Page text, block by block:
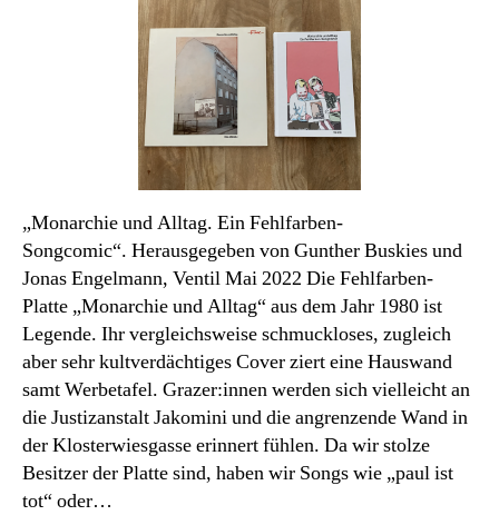
„Monarchie und Alltag. Ein Fehlfarben-
Songcomic“. Herausgegeben von Gunther Buskies und
Jonas Engelmann, Ventil Mai 2022 Die Fehlfarben-
Platte „Monarchie und Alltag“ aus dem Jahr 1980 ist
Legende. Ihr vergleichsweise schmuckloses, zugleich
aber sehr kultverdächtiges Cover ziert eine Hauswand
samt Werbetafel. Grazer:innen werden sich vielleicht an
die Justizanstalt Jakomini und die angrenzende Wand in
der Klosterwiesgasse erinnert fühlen. Da wir stolze
Besitzer der Platte sind, haben wir Songs wie „paul ist
tot“ oder…